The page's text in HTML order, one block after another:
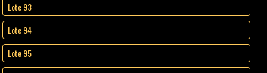
Lote 93
Lote 94
Lote 95